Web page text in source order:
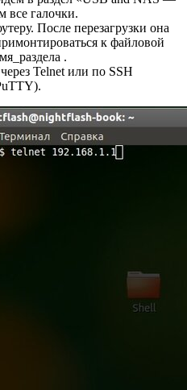
все галочки.
После перезагрузки она
к файловой
.
Telnet или по SSH